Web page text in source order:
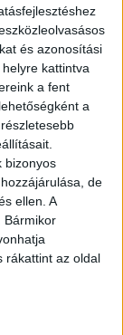
és azonosítási
kattintva
a fent
a
bizonyos
de
ellen. A
Bármikor
rákattint az oldal
az